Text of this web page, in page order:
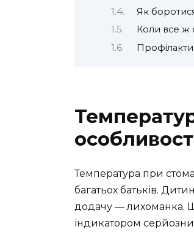
Як
Коли все ж
Температура при
багатьох батьків.
додачу — лихоманка.
індикатором